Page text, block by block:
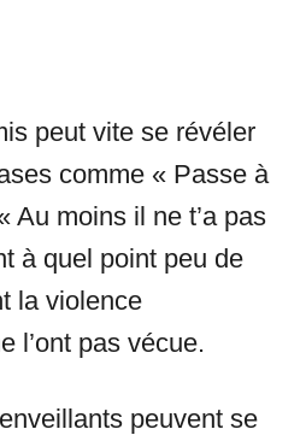
peut vite se révéler
comme « Passe à
Au moins il ne t’a pas
à quel point peu de
la violence
l’ont pas vécue.
peuvent se